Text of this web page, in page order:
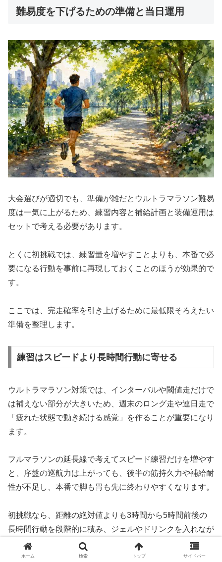
難易度を下げるための準備と当日運用
大会選びが適切でも、準備が雑だとウルトラマラソン難易
度は一気に上がるため、練習内容と補給計画と装備運用は
セットで考える必要があります。
とくに初挑戦では、練習量を増やすことよりも、本番で必
要になる行動を事前に再現しておくことのほうが効果的で
す。
ここでは、完走確率を引き上げるために最低限そろえたい
準備を整理します。
練習はスピードより長時間行動に寄せる
ウルトラマラソン対策では、インターバルや閾値走だけで
は補えない部分が大きいため、週末のロング走や連日走で
「疲れた状態で動き続ける感覚」を作ることが重要になり
ます。
フルマラソンの延長線で考えてスピード練習だけを増やす
と、序盤の巡航力は上がっても、後半の筋持久力や補給耐
性が不足し、本番で脚も胃も先に終わりやすくなります。
初挑戦なら、距離の絶対値よりも3時間から5時間前後の
長時間行動を段階的に積み、ジェルやドリンクを入れなが
ら走る練習を重ねるほうが実戦的です。
ホーム 検索 トップ サイドバー